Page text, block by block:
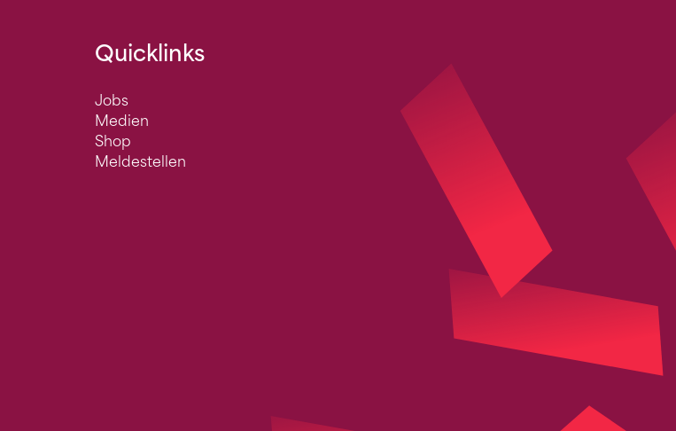
Quicklinks
Jobs
Medien
Shop
Meldestellen